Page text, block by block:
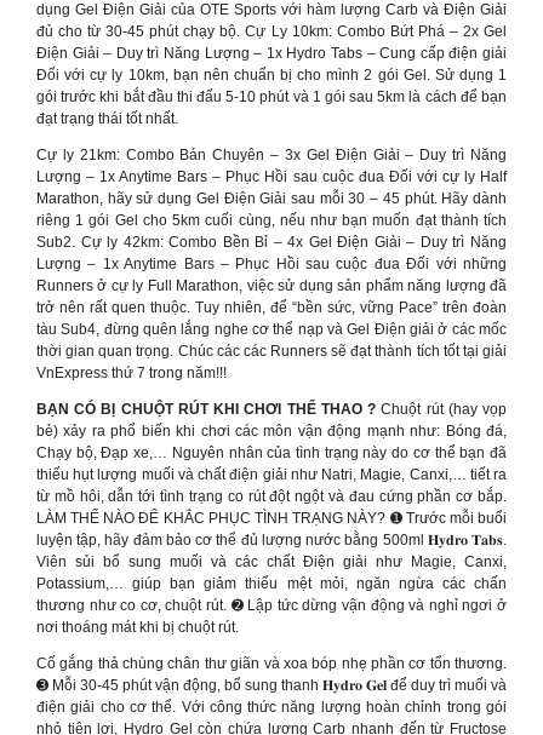
dụng Gel Điện Giải của OTE Sports với hàm lượng Carb và Điện Giải
đủ cho từ 30-45 phút chạy bộ. Cự Ly 10km: Combo Bứt Phá – 2x Gel
Điện Giải – Duy trì Năng Lượng – 1x Hydro Tabs – Cung cấp điện giải
Đối với cự ly 10km, bạn nên chuẩn bị cho mình 2 gói Gel. Sử dụng 1
gói trước khi bắt đầu thi đấu 5-10 phút và 1 gói sau 5km là cách để bạn
đạt trạng thái tốt nhất.
Cự ly 21km: Combo Bán Chuyên – 3x Gel Điện Giải – Duy trì Năng
Lượng – 1x Anytime Bars – Phục Hồi sau cuộc đua Đối với cự ly Half
Marathon, hãy sử dụng Gel Điện Giải sau mỗi 30 – 45 phút. Hãy dành
riêng 1 gói Gel cho 5km cuối cùng, nếu như bạn muốn đạt thành tích
Sub2. Cự ly 42km: Combo Bền Bỉ – 4x Gel Điện Giải – Duy trì Năng
Lượng – 1x Anytime Bars – Phục Hồi sau cuộc đua Đối với những
Runners ở cự ly Full Marathon, việc sử dụng sản phẩm năng lượng đã
trở nên rất quen thuộc. Tuy nhiên, để “bền sức, vững Pace” trên đoàn
tàu Sub4, đừng quên lắng nghe cơ thể nạp và Gel Điện giải ở các mốc
thời gian quan trọng. Chúc các các Runners sẽ đạt thành tích tốt tại giải
VnExpress thứ 7 trong năm!!!
BẠN CÓ BỊ CHUỘT RÚT KHI CHƠI THỂ THAO ?Chuột rút (hay vọp
bẻ) xảy ra phổ biến khi chơi các môn vận động mạnh như: Bóng đá,
Chạy bộ, Đạp xe,… Nguyên nhân của tình trạng này do cơ thể bạn đã
thiếu hụt lượng muối và chất điện giải như Natri, Magie, Canxi,… tiết ra
từ mồ hôi, dẫn tới tình trạng co rút đột ngột và đau cứng phần cơ bắp.
LÀM THẾ NÀO ĐỂ KHẮC PHỤC TÌNH TRẠNG NÀY? ➊ Trước mỗi buổi
luyện tập, hãy đảm bảo cơ thể đủ lượng nước bằng 500ml 𝐇𝐲𝐝𝐫𝐨 𝐓𝐚𝐛𝐬.
Viên sủi bổ sung muối và các chất Điện giải như Magie, Canxi,
Potassium,… giúp bạn giảm thiểu mệt mỏi, ngăn ngừa các chấn
thương như co cơ, chuột rút. ➋ Lập tức dừng vận động và nghỉ ngơi ở
nơi thoáng mát khi bị chuột rút.
Cố gắng thả chùng chân thư giãn và xoa bóp nhẹ phần cơ tổn thương.
➌ Mỗi 30-45 phút vận động, bổ sung thanh 𝐇𝐲𝐝𝐫𝐨 𝐆𝐞𝐥 để duy trì muối và
điện giải cho cơ thể. Với công thức năng lượng hoàn chỉnh trong gói
nhỏ tiện lợi, Hydro Gel còn chứa lượng Carb nhanh đến từ Fructose